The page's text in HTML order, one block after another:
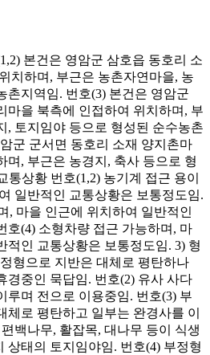
본건은 영암군 삼호읍 동호리 소
치하며, 부근은 농촌자연마을, 농
촌지역임. 번호(3) 본건은 영암군
마을 북측에 인접하여 위치하며, 부
, 토지임야 등으로 형성된 순수농촌
군 군서면 동호리 소재 양지촌마
며, 부근은 농경지, 축사 등으로 형
통상황 번호(1,2) 농기계 접근 용이
일반적인 교통상황은 보통정도임.
, 마을 인근에 위치하여 일반적인
호(4) 소형차량 접근 가능하며, 마
적인 교통상황은 보통정도임. 3) 형
형으로 지반은 대체로 평탄하나
경중인 묵답임. 번호(2) 유사 사다
루며 전으로 이용중임. 번호(3) 부
체로 평탄하고 일부는 완경사를 이
백나무, 활잡목, 대나무 등이 식생
상태의 토지임야임. 번호(4) 부정형